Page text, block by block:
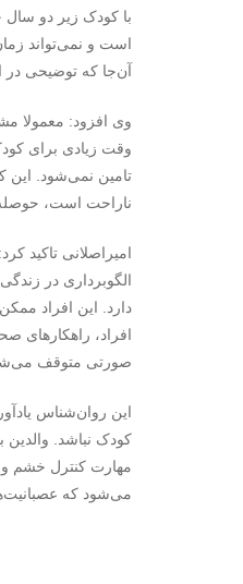
با کودک زیر دو
است و نمی‌تواند
آن‌جا که توضیحی در
وی افزود: معمولا
وقت زیادی برای
تامین نمی‌شود. این
ناراحت است،
امیراصلانی تاکید
الگوبرداری در
دارد. این افراد
افراد، راهکارهای
صورتی متوقف
این روان‌شناس
کودک نباشد.
مهارت کنترل خشم
می‌شود که